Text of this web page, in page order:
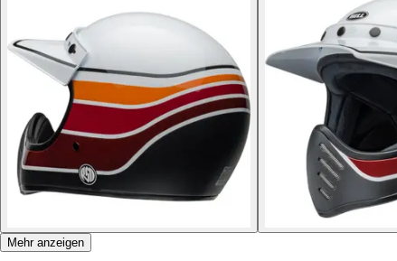
Mehr anzeigen